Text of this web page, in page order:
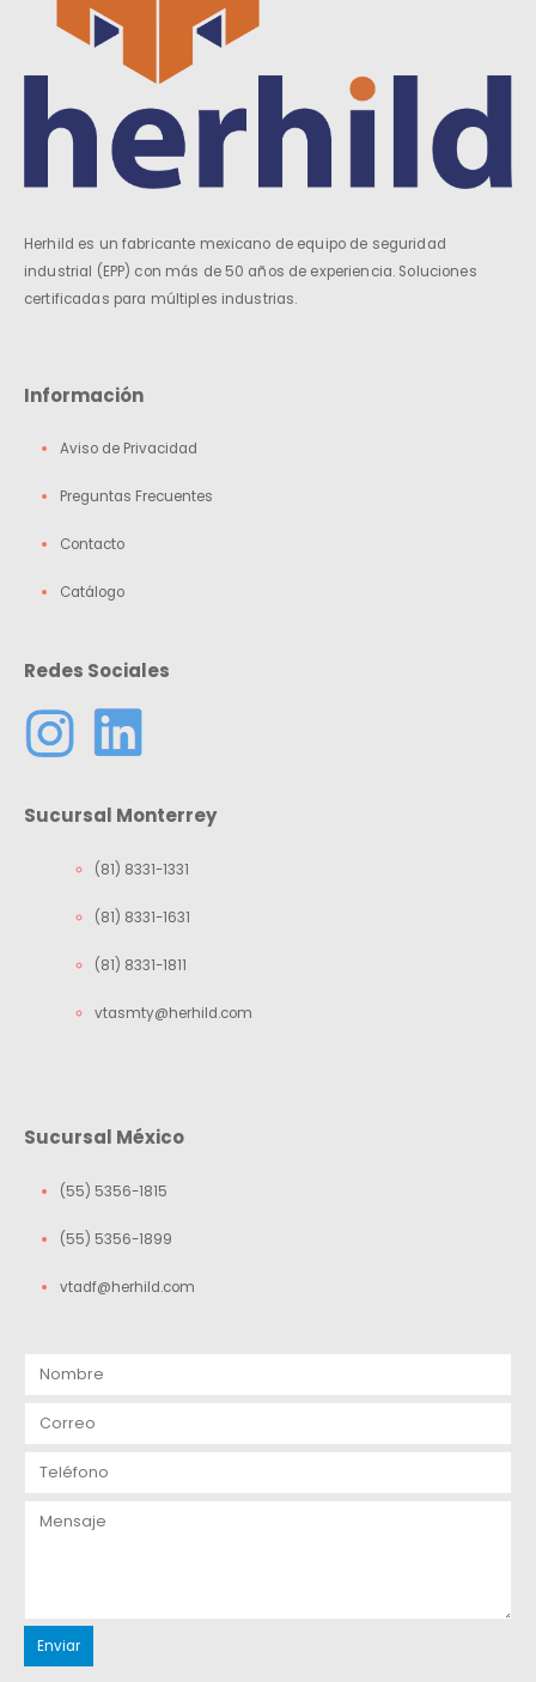
Herhild es un fabricante mexicano de equipo de seguridad
industrial (EPP) con más de 50 años de experiencia. Soluciones
certificadas para múltiples industrias.
Información
Aviso de Privacidad
Preguntas Frecuentes
Contacto
Catálogo
Redes Sociales
Sucursal Monterrey
(81) 8331-1331
(81) 8331-1631
(81) 8331-1811
vtasmty@herhild.com
Sucursal México
(55) 5356-1815
(55) 5356-1899
vtadf@herhild.com